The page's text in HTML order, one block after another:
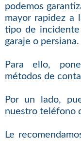
podemos
mayor rapidez a
tipo de
garaje o persiana.
Para ello,
métodos de
Por un lado,
nuestro teléfono
Le